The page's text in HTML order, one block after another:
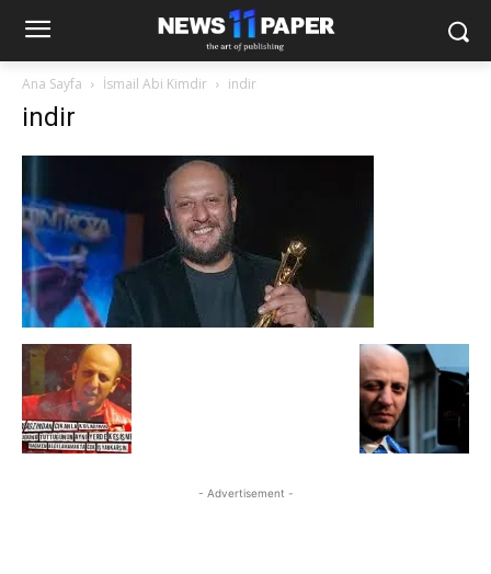
Ana Sayfa İsmail Abi Kimdir indir
indir
- Advertisement -